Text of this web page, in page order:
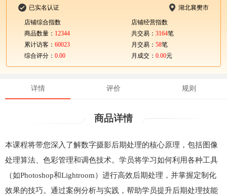
已实名认证 湖北襄樊市
店铺综合指数
商品数量： 12344
累计访客： 60023
综合评分： 0.00
店铺经营指数
共交易： 3164笔
月交易： 58笔
月成交： 0.00元
详情 评价 规则
商品详情
本课程将带您深入了解数字摄影后期处理的核心原理，包括图像
处理算法、色彩管理和调色技术。学员将学习如何利用各种工具
（如Photoshop和Lightroom）进行高效后期处理，并掌握定制化
效果的技巧。通过案例分析与实践，帮助学员提升后期处理技能